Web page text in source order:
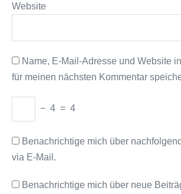
Website
Name, E-Mail-Adresse und Website
für meinen nächsten Kommentar
− 4 = 4
Benachrichtige mich über
via E-Mail.
Benachrichtige mich über neue